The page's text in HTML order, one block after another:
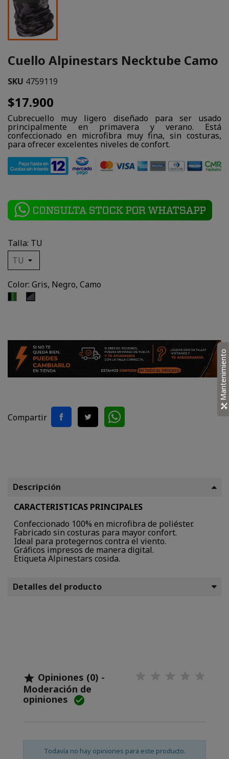
Cuello Alpinestars Necktube Camo
SKU 4759119
$17.900
Cubrecuello muy ligero diseñado para ser usado
principalmente en primavera y verano. Está
confeccionado en microfibra muy fina, sin costuras,
para ofrecer excelentes niveles de confort.
Talla: TU
Color: Gris, Negro, Camo
Negro,
Compartir
Descripción
CARACTERISTICAS PRINCIPALES
Confeccionado 100% en microfibra de poliéster.
Fabricado sin costuras para mayor confort.
Ideal para protegernos contra el viento.
Gráficos impresos de manera digital.
Etiqueta Alpinestars cosida.
Detalles del producto
 Opiniones (0) -
Moderación de
opiniones 
Todavía no hay opiniones para este producto.
Mantenimiento